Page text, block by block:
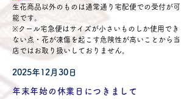
生花商品以外のものは通常通り宅配便での受付が可
能です。
※クール宅急便はサイズが小さいものしか使用でき
ない点・花が凍傷を起こす危険性が高いことから当
店ではお取り扱いしておりません。
2025年12月30日
年末年始の休業日につきまして